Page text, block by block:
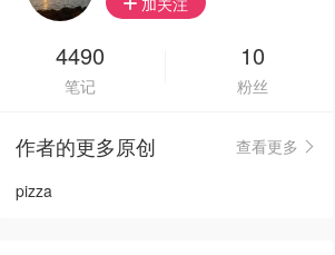
🇦🇺
🇳🇿新西兰
4490
笔记
10
粉丝
作者的更多原创
查看更多
pizza